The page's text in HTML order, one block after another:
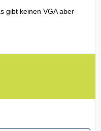
gibt keinen VGA aber